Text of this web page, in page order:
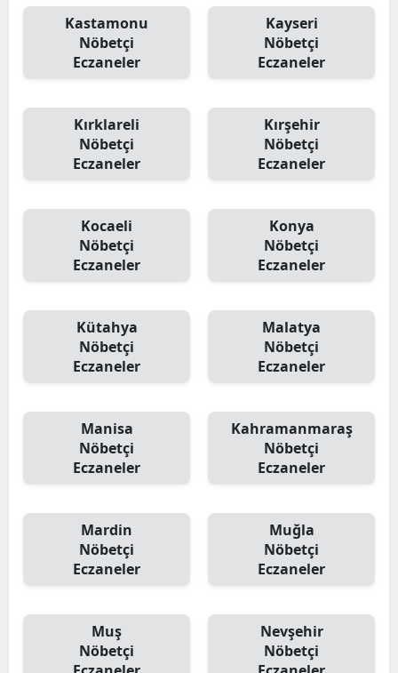
Kastamonu
Nöbetçi
Eczaneler
Kayseri
Nöbetçi
Eczaneler
Kırklareli
Nöbetçi
Eczaneler
Kırşehir
Nöbetçi
Eczaneler
Kocaeli
Nöbetçi
Eczaneler
Konya
Nöbetçi
Eczaneler
Kütahya
Nöbetçi
Eczaneler
Malatya
Nöbetçi
Eczaneler
Manisa
Nöbetçi
Eczaneler
Kahramanmaraş
Nöbetçi
Eczaneler
Mardin
Nöbetçi
Eczaneler
Muğla
Nöbetçi
Eczaneler
Muş
Nöbetçi
Nevşehir
Nöbetçi